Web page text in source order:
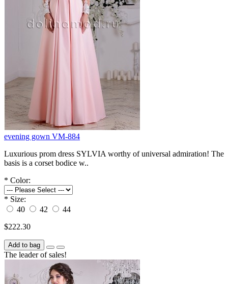
evening gown VM-884
Luxurious prom dress SYLVIA worthy of universal admiration! The
basis is a corset bodice w..
* Color:
* Size:
40
42
44
$222.30
Add to bag
The leader of sales!